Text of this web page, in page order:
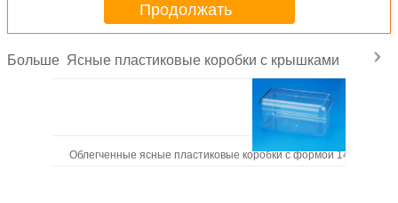
Продолжать
Больше Ясные пластиковые коробки с крышками
Облегченные ясные пластиковые коробки с формой 146 * 75